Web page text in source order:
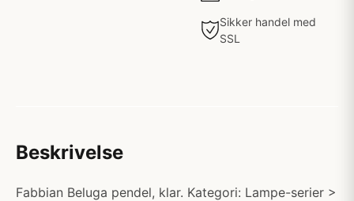
Sikker handel med
SSL
Beskrivelse
Fabbian Beluga pendel, klar. Kategori: Lampe-serier >